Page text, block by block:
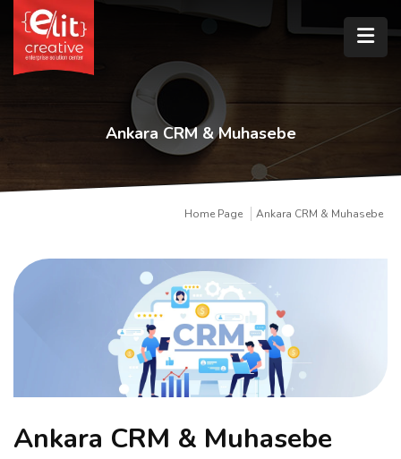
Ankara CRM & Muhasebe
Home Page Ankara CRM & Muhasebe
Ankara CRM & Muhasebe